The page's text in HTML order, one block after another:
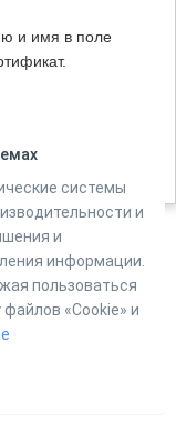
и имя в поле
С.Ю.
by
системы
и
и
информации.
пользоваться
«Cookie» и